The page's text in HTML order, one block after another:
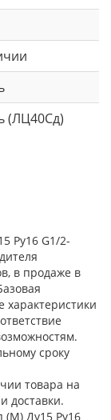
(ЛЦ40Сд)
Ру16 G1/2-
в продаже в
характеристики
сроку
товара на
доставки.
(М) Ду15 Ру16